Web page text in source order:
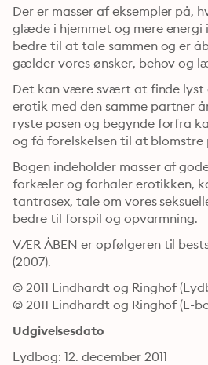
Der er masser af eksempler på,
glæde i hjemmet og mere energi
bedre til at tale sammen og er
gælder vores ønsker, behov og
Det kan være svært at finde lyst
erotik med den samme partner
ryste posen og begynde forfra
og få forelskelsen til at blomstre
Bogen indeholder masser af
forkæler og forhaler erotikken,
tantrasex, tale om vores
VÆR ÅBEN er opfølgeren til
(2007).
© 2011 Lindhardt og Ringhof
© 2011 Lindhardt og Ringhof (E-
Udgivelsesdato
Lydbog: 12. december 2011